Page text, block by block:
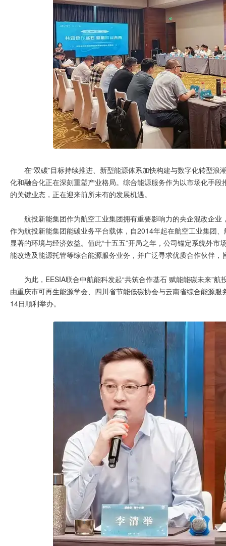
在“双碳”目标持续推进、新型能源体系加快构建与数字化转型
化和融合化正在深刻重塑产业格局。综合能源服务作为以市场化手
的关键业态，正在迎来前所未有的发展机遇。
航投新能集团作为航空工业集团拥有重要影响力的央企混改企
作为航投新能集团能碳业务平台载体，自2014年起在航空工业集团
显著的环境与经济效益。值此“十五五”开局之年，公司锚定系统外
能改造及能源托管等综合能源服务业务，并广泛寻求优质合作伙伴
为此，EESIA联合中航能科发起“共筑合作基石 赋能能碳未来”
由重庆市可再生能源学会、四川省节能低碳协会与云南省综合能源
14日顺利举办。